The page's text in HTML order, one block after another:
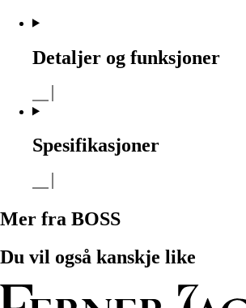
Detaljer og funksjoner
Spesifikasjoner
Mer fra BOSS
Du vil også kanskje like